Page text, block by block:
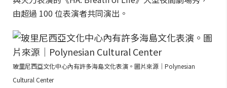
由超過 100 位表演者共同演出。
玻里尼西亞文化中心內有許多海島文化表演。圖片來源｜Polynesian
Cultural Center